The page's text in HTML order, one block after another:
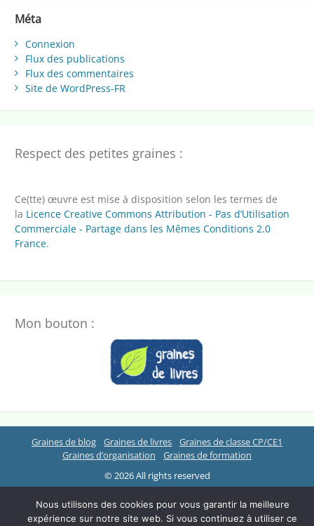
Méta
Connexion
Flux des publications
Flux des commentaires
Site de WordPress-FR
Respect des petites graines :
Ce(tte) œuvre est mise à disposition selon les termes de
la Licence Creative Commons Attribution - Pas d’Utilisation
Commerciale - Partage dans les Mêmes Conditions 2.0
France.
Mon bouton :
Graines de blog Graines de livres
Graines de classe CP/CE1
Graines d’organisation
Graines de formation
© 2026 All rights reserved
Nous utilisons des cookies pour vous garantir la meilleure
expérience sur notre site web. Si vous continuez à utiliser ce